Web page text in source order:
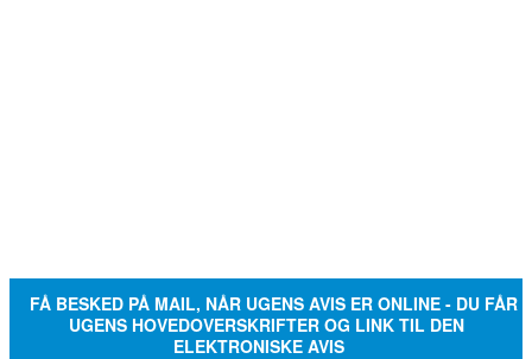
FÅ BESKED PÅ MAIL, NÅR UGENS AVIS ER ONLINE - DU FÅR
UGENS HOVEDOVERSKRIFTER OG LINK TIL DEN
ELEKTRONISKE AVIS